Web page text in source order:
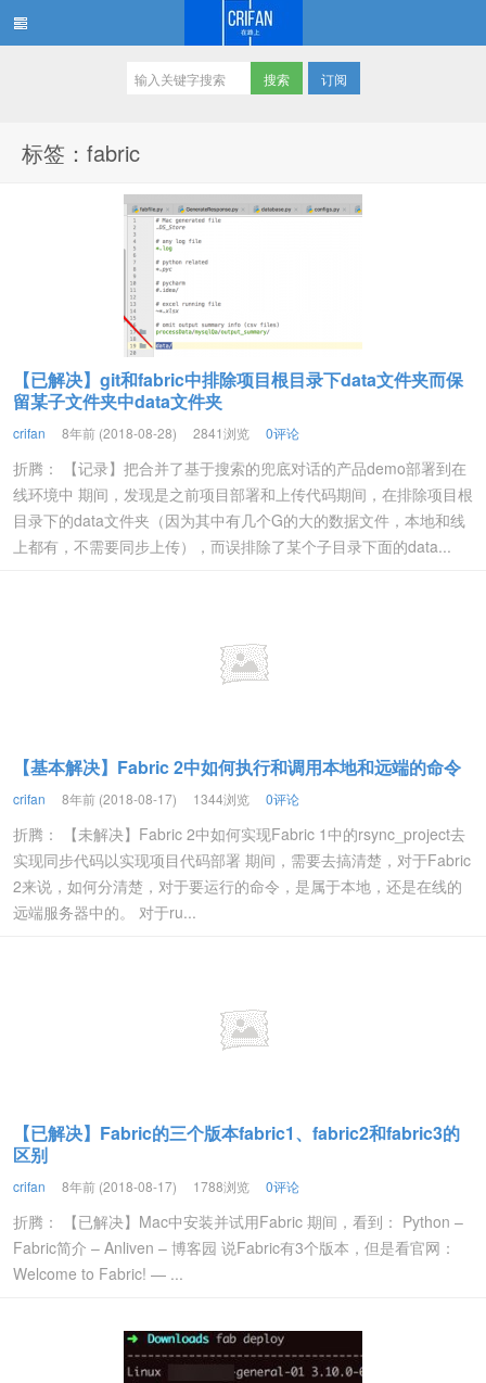
订阅
标签：fabric
【已解决】git和fabric中排除项目根目录下data文件夹而保
留某子文件夹中data文件夹
crifan 8年前 (2018-08-28) 2841浏览 0评论
折腾： 【记录】把合并了基于搜索的兜底对话的产品demo部署到在
线环境中 期间，发现是之前项目部署和上传代码期间，在排除项目根
目录下的data文件夹（因为其中有几个G的大的数据文件，本地和线
上都有，不需要同步上传），而误排除了某个子目录下面的data...
【基本解决】Fabric 2中如何执行和调用本地和远端的命令
crifan 8年前 (2018-08-17) 1344浏览 0评论
折腾： 【未解决】Fabric 2中如何实现Fabric 1中的rsync_project去
实现同步代码以实现项目代码部署 期间，需要去搞清楚，对于Fabric
2来说，如何分清楚，对于要运行的命令，是属于本地，还是在线的
远端服务器中的。 对于ru...
【已解决】Fabric的三个版本fabric1、fabric2和fabric3的
区别
crifan 8年前 (2018-08-17) 1788浏览 0评论
折腾： 【已解决】Mac中安装并试用Fabric 期间，看到： Python –
Fabric简介 – Anliven – 博客园 说Fabric有3个版本，但是看官网：
Welcome to Fabric! — ...